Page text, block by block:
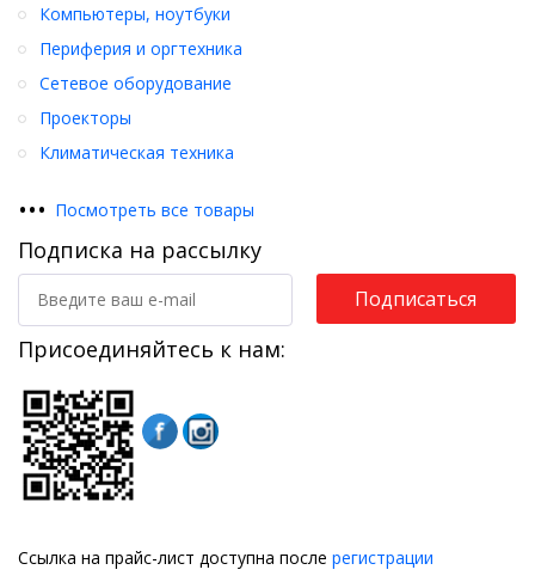
Компьютеры, ноутбуки
Периферия и оргтехника
Сетевое оборудование
Проекторы
Климатическая техника
••• Посмотреть все товары
Подписка на рассылку
Подписаться
Присоединяйтесь к нам:
Ссылка на прайс-лист доступна после регистрации